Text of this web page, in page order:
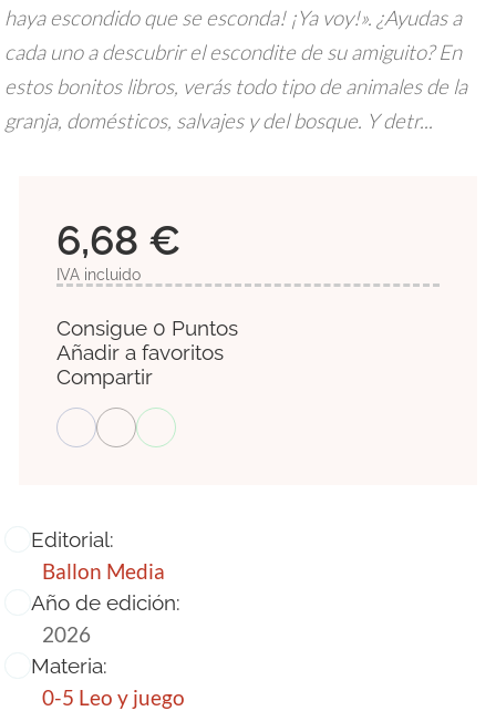
haya escondido que se esconda! ¡Ya voy!». ¿Ayudas a
cada uno a descubrir el escondite de su amiguito? En
estos bonitos libros, verás todo tipo de animales de la
granja, domésticos, salvajes y del bosque. Y detr...
Editorial:
Ballon Media
Año de edición:
2026
Materia:
0-5 Leo y juego
6,68 €
IVA incluido
Consigue 0 Puntos
Añadir a favoritos
Compartir